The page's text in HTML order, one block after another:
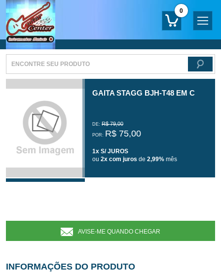
0
GAITA STAGG BJH-T48 EM C
DE: R$ 79,00
POR: R$ 75,00
1x S/ JUROS
ou 2x com juros de 2,99% mês
AVISE-ME QUANDO CHEGAR
INFORMAÇÕES DO PRODUTO